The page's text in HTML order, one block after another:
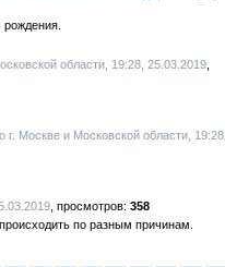
области, 19:28, 25.03.2019
г. Москве и Московской области, 19:28,
358
по разным причинам.